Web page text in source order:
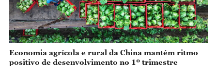
Economia agrícola e rural da China mantém ritmo
positivo de desenvolvimento no 1º trimestre